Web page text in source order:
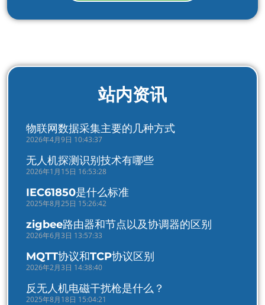
站内资讯
物联网数据采集主要的几种方式
2026年4月9日 10:43:37
无人机探测识别技术有哪些
2026年1月15日 16:53:28
IEC61850是什么标准
2025年8月25日 15:26:42
zigbee路由器和节点以及协调器的区别
2026年6月3日 13:57:33
MQTT协议和TCP协议区别
2026年2月3日 14:38:40
反无人机电磁干扰枪是什么？
2025年8月18日 15:04:21